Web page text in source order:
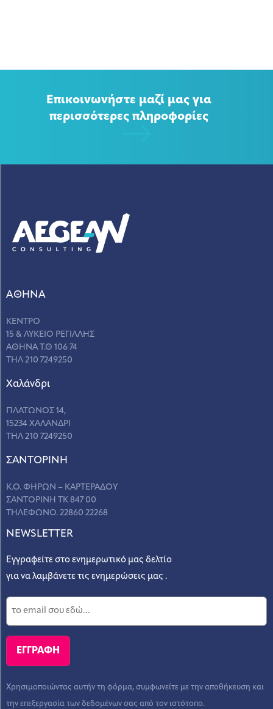
Επικοινωνήστε μαζί μας για
περισσότερες πληροφορίες
ΑΘΗΝΑ
ΚΕΝΤΡΟ
15 & ΛΥΚΕΙΟ ΡΕΓΙΛΛΗΣ
ΑΘΗΝΑ Τ.Θ 106 74
ΤΗΛ 210 7249250
Χαλάνδρι
ΠΛΑΤΩΝΟΣ 14,
15234 ΧΑΛΑΝΔΡΙ
ΤΗΛ 210 7249250
ΣANΤΟΡΙΝΗ
Κ.Ο. ΦΗΡΩΝ – ΚΑΡΤΕΡΑΔΟΥ
ΣΑΝΤΟΡΙΝΗ ΤΚ 847 00
ΤΗΛΕΦΩΝΟ. 22860 22268
NEWSLETTER
Εγγραφείτε στο ενημερωτικό μας δελτίο
για να λαμβάνετε τις ενημερώσεις μας .
Χρησιμοποιώντας αυτήν τη φόρμα, συμφωνείτε με την αποθήκευση και
την επεξεργασία των δεδομένων σας από τον ιστότοπο.